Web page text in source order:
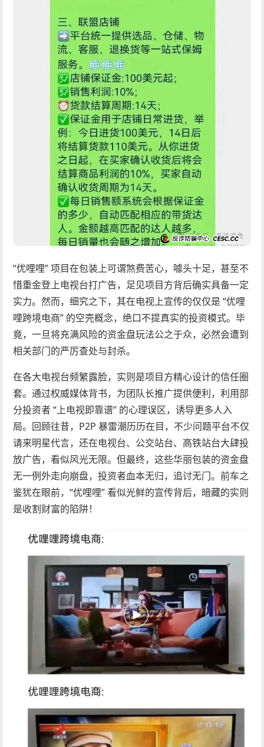
“优哩哩” 项目在包装上可谓煞费苦心，噱头十足，甚至不
惜重金登上电视台打广告，足见项目方背后确实具备一定
实力。然而，细究之下，其在电视上宣传的仅仅是 “优哩
哩跨境电商” 的空壳概念，绝口不提真实的投资模式。毕
竟，一旦将充满风险的资金盘玩法公之于众，必然会遭到
相关部门的严厉查处与封杀。
在各大电视台频繁露脸，实则是项目方精心设计的信任圈
套。通过权威媒体背书，为团队长推广提供便利，利用部
分投资者 “上电视即靠谱” 的心理误区，诱导更多人入
局。回顾往昔，P2P 暴雷潮历历在目，不少问题平台不仅
请来明星代言，还在电视台、公交站台、高铁站台大肆投
放广告，看似风光无限。但最终，这些华丽包装的资金盘
无一例外走向崩盘，投资者血本无归，追讨无门。前车之
鉴犹在眼前，“优哩哩” 看似光鲜的宣传背后，暗藏的实则
是收割财富的陷阱！